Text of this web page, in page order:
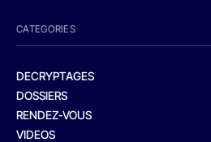
CATEGORIES
DECRYPTAGES
DOSSIERS
RENDEZ-VOUS
VIDEOS